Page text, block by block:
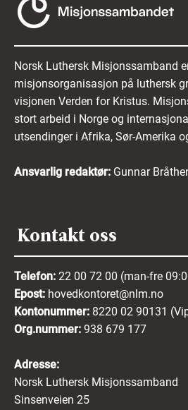
Norsk Luthersk Misjonssamband
misjonsorganisasjon på luthersk
visjonen Verden for Kristus.
stort arbeid i Norge og
utsendinger i Afrika, Sør-Amerika
Ansvarlig redaktør: Gunnar
Kontakt oss
Telefon: 22 00 72 00 (man-fre
Epost: hovedkontoret@nlm.no
Kontonummer: 8220 02 90131
Org.nummer: 938 679 177
Adresse:
Norsk Luthersk Misjonssamband
Sinsenveien 25